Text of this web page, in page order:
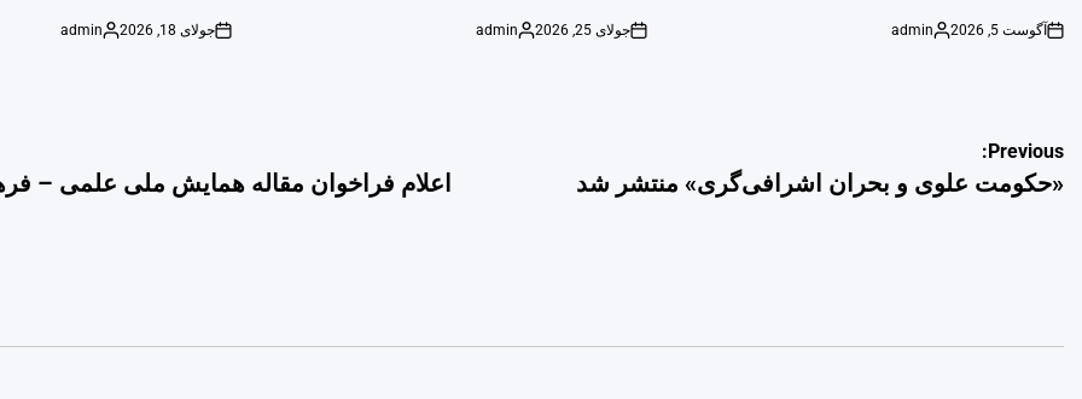
on
آگوست 5, 2026
Posted
admin
on
جولای 25, 2026
Posted
admin
on
جولای 18, 2026
Posted
admin
راهبری
نوشته
Previous:
«حکومت علوی و بحران اشرافی‌گری» منتشر شد اعلام فراخوان مقاله همایش ملی علمی –